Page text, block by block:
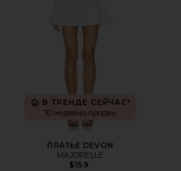
В ТРЕНДЕ СЕЙЧАС!
10 недавно продан
ПЛАТЬЕ DEVON
MAJORELLE
$159